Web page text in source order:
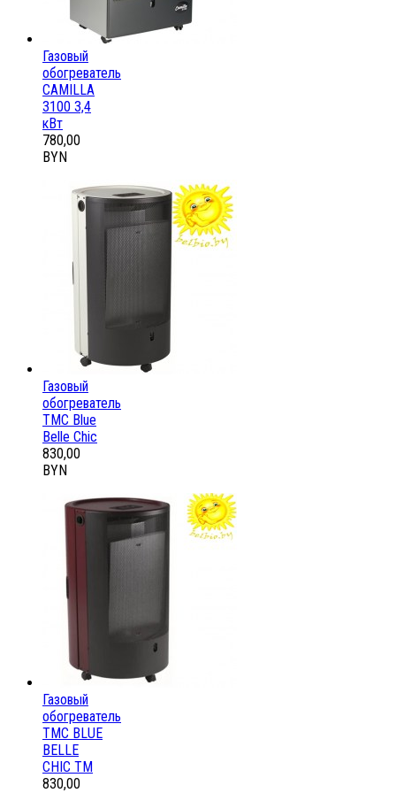
Газовый
обогреватель
CAMILLA
3100 3,4
кВт
780,00
BYN
Газовый
обогреватель
ТМС Blue
Belle Chic
830,00
BYN
Газовый
обогреватель
ТМС BLUE
BELLE
CHIC ТМ
830,00